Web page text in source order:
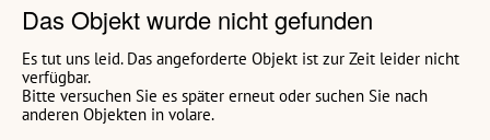
Das Objekt wurde nicht gefunden
Es tut uns leid. Das angeforderte Objekt ist zur Zeit leider nicht
verfügbar.
Bitte versuchen Sie es später erneut oder suchen Sie nach
anderen Objekten in volare.